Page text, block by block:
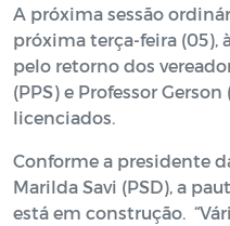
A próxima sessão
próxima terça-feira (05),
pelo retorno dos
(PPS) e Professor
licenciados.
Conforme a presidente
Marilda Savi (PSD), a
está em construção.